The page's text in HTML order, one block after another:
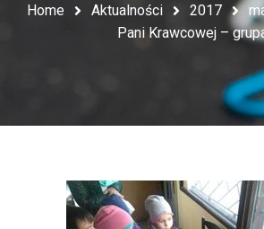
Home Aktualności 2017
Pani Krawcowej –